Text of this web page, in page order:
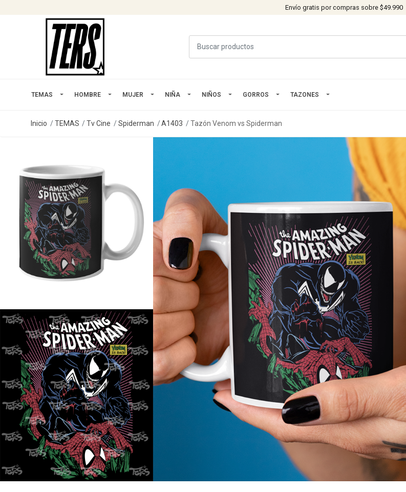
Envío gratis por compras sobre $49.990
TEMAS HOMBRE MUJER NIÑA NIÑOS GORROS TAZONES
Inicio TEMAS Tv Cine Spiderman A1403 Tazón Venom vs Spiderman